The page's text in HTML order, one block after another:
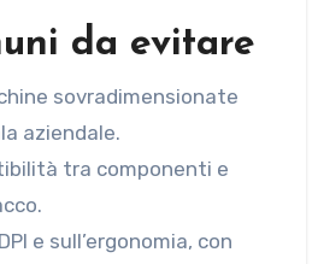
da evitare
sovradimensionate
aziendale.
tra componenti e
e sull’ergonomia, con